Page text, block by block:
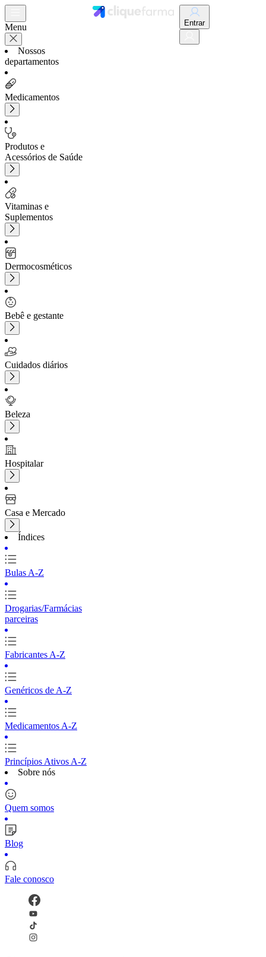
Menu
Nossos
departamentos
Medicamentos
Produtos e
Acessórios de Saúde
Vitaminas e
Suplementos
Dermocosméticos
Bebê e gestante
Cuidados diários
Beleza
Hospitalar
Casa e Mercado
Índices
Bulas A-Z
Drogarias/Farmácias
parceiras
Fabricantes A-Z
Genéricos de A-Z
Medicamentos A-Z
Princípios Ativos A-Z
Sobre nós
Quem somos
Blog
Fale conosco
Entrar